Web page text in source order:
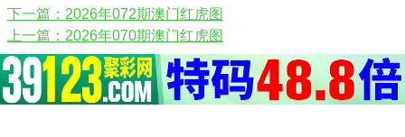
下一篇：2026年072期澳门红虎图
上一篇：2026年070期澳门红虎图